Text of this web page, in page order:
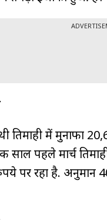
तिमाही में मुनाफा
साल पहले मार्च
पर रहा है. अनुमान